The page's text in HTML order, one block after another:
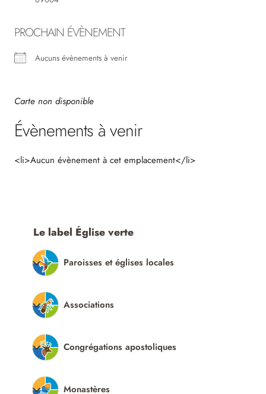
Le label Église verte
Paroisses et églises locales
Associations
Congrégations apostoliques
Monastères
PROCHAIN ÉVÈNEMENT
Aucuns évènements à venir
Carte non disponible
Évènements à venir
<li>Aucun évènement à cet emplacement</li>